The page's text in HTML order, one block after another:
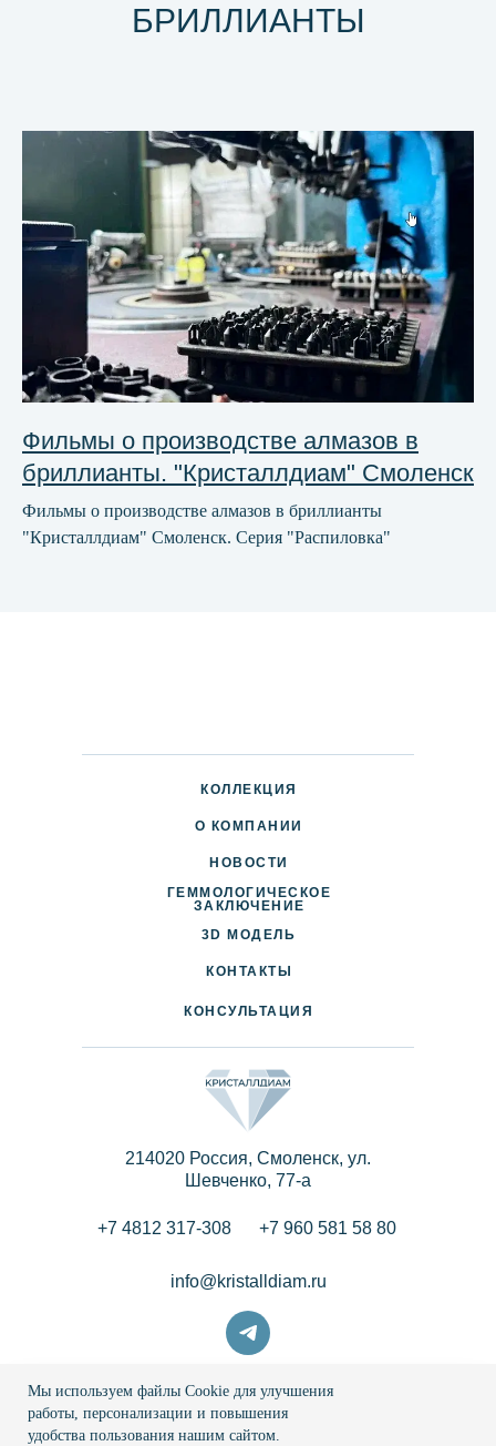
БРИЛЛИАНТЫ
Фильмы о производстве алмазов в
бриллианты. "Кристаллдиам" Смоленск
Фильмы о производстве алмазов в бриллианты
"Кристаллдиам" Смоленск. Серия "Распиловка"
info@kristalldiam.ru
214020 Россия, Смоленск, ул.
Шевченко, 77-a
+7 4812 317-308 +7 960 581 58 80
КОНТАКТЫ
КОЛЛЕКЦИЯ
НОВОСТИ
О КОМПАНИИ
ДОСТАВКА И ОПЛАТА
ПАРТНЕРАМ
3D МОДЕЛЬ
КОНСУЛЬТАЦИЯ
ГЕММОЛОГИЧЕСКОЕ
ЗАКЛЮЧЕНИЕ
© 2026 Кристаллдиам
Мы используем файлы Cookie для улучшения
работы, персонализации и повышения
удобства пользования нашим сайтом.